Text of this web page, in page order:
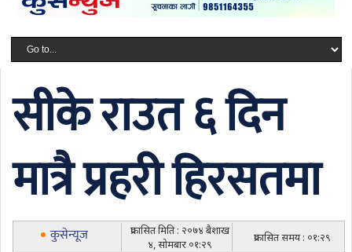
सीके राउत ६ दिन
मात्रै प्रहरी हिरसतमा
कुसेन्यूज
प्रकासित मिति : २०७४ बैशाख
४, सोमबार ०१:२९
प्रकासित समय : ०१:२९